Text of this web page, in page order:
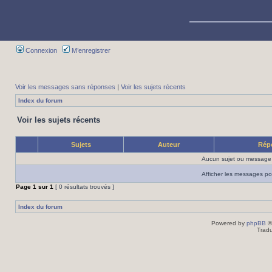
Connexion M’enregistrer
Voir les messages sans réponses | Voir les sujets récents
Index du forum
Voir les sujets récents
Sujets Auteur
Aucun sujet ou
Afficher les messages
Page 1 sur 1 [ 0 résultats trouvés ]
Index du forum
Powered by phpBB